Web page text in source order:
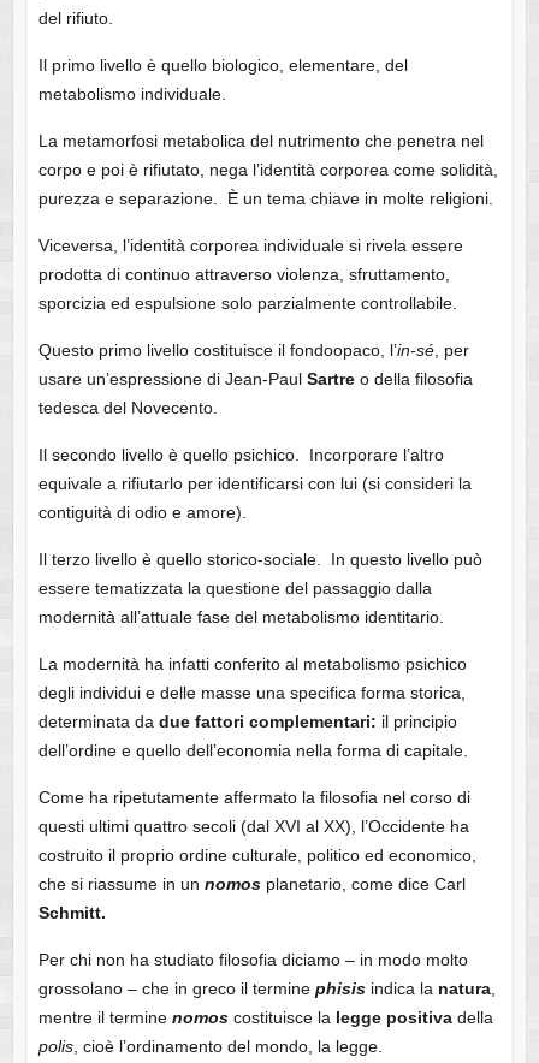
del rifiuto.
Il primo livello è quello biologico, elementare, del
metabolismo individuale.
La metamorfosi metabolica del nutrimento che penetra nel
corpo e poi è rifiutato, nega l’identità corporea come solidità,
purezza e separazione. È un tema chiave in molte religioni.
Viceversa, l’identità corporea individuale si rivela essere
prodotta di continuo attraverso violenza, sfruttamento,
sporcizia ed espulsione solo parzialmente controllabile.
Questo primo livello costituisce il fondoopaco, l’in-sé, per
usare un’espressione di Jean-Paul Sartreo della filosofia
tedesca del Novecento.
Il secondo livello è quello psichico. Incorporare l’altro
equivale a rifiutarlo per identificarsi con lui (si consideri la
contiguità di odio e amore).
Il terzo livello è quello storico-sociale. In questo livello può
essere tematizzata la questione del passaggio dalla
modernità all’attuale fase del metabolismo identitario.
La modernità ha infatti conferito al metabolismo psichico
degli individui e delle masse una specifica forma storica,
determinata da due fattori complementari: il principio
dell’ordine e quello dell’economia nella forma di capitale.
Come ha ripetutamente affermato la filosofia nel corso di
questi ultimi quattro secoli (dal XVI al XX), l’Occidente ha
costruito il proprio ordine culturale, politico ed economico,
che si riassume in un nomosplanetario, come dice Carl
Schmitt.
Per chi non ha studiato filosofia diciamo – in modo molto
grossolano – che in greco il termine phisisindica la natura,
mentre il termine nomos costituisce la legge positiva della
polis, cioè l’ordinamento del mondo, la legge.